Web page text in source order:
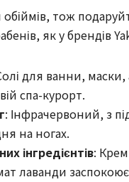
тож
як у брендів
для ванни,
спа-курорт.
: Інфрачервоний, з
на ногах.
інгредієнтів:
лаванди